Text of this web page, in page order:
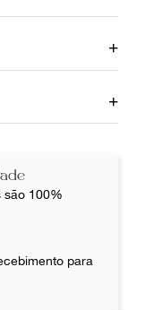
são 100%
para